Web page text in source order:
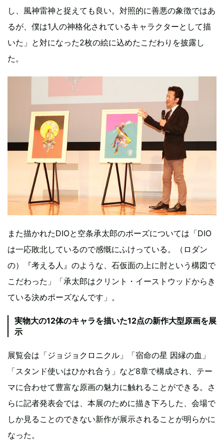
し、風神雷神と捉えても良い。対照的に善悪の象徴ではあ
るが、僕は1人の神格化されているキャラクターとして描
いた」と対になった2枚の絵に込めたこだわりを披露し
た。
また描かれたDIOと空条承太郎のポーズについては「DIO
は一応敗北しているので感慨にふけっている。（ロダン
の）『考える人』のような、石仮面の上に肘という構図で
こだわった」「承太郎はクリント・イーストウッドからき
ている決めポーズなんです」。
実物大の12体のキャラを描いた12点の新作大型原画を展
示
展覧会は「ジョジョクロニクル」「宿命の星 因縁の血」
「スタンド使いはひかれ合う」など8章で構成され、テー
マに合わせて豊富な原画の魅力に触れることができる。さ
らに記者発表会では、本展のために描き下ろした、会場で
しか見ることのできない新作が展示されることが明らかに
なった。